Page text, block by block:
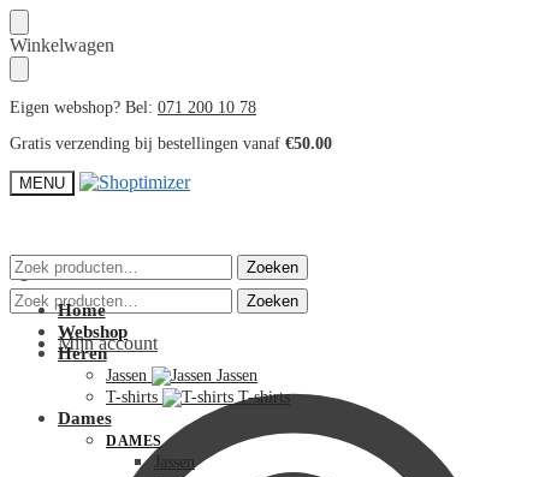
Skip
to
navigation
Skip
to
content
Winkelwagen
Eigen webshop? Bel: 071 200 10 78
Gratis verzending bij bestellingen vanaf €50.00
MENU
Zoeken
naar:
Zoeken
Mijn account
Zoeken
naar:
Zoeken
Home
Webshop
Heren
Jassen
Jassen
T-shirts
T-shirts
Dames
DAMES
Jassen